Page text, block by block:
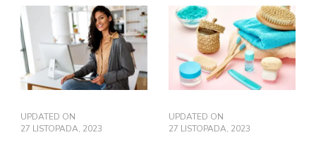
UPDATED ON
27 LISTOPADA, 2023
UPDATED ON
27 LISTOPADA, 2023